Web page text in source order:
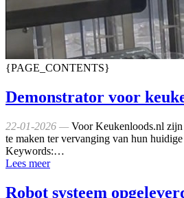
{PAGE_CONTENTS}
Demonstrator voor
22-01-2026 —Voor Keukenloods.nl zijn
te maken ter vervanging van hun
Keywords:…
Lees meer
Robot systeem